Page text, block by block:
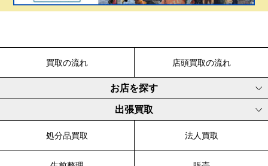
買取の流れ 店頭買取の流れ
お店を探す
出張買取
処分品買取 法人買取